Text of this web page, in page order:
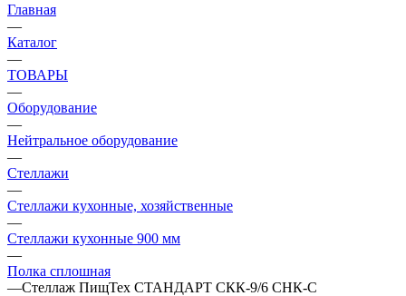
Главная
—
Каталог
—
ТОВАРЫ
—
Оборудование
—
Нейтральное оборудование
—
Стеллажи
—
Стеллажи кухонные, хозяйственные
—
Стеллажи кухонные 900 мм
—
Полка сплошная
—Стеллаж ПищТех СТАНДАРТ СКК-9/6 СНК-С